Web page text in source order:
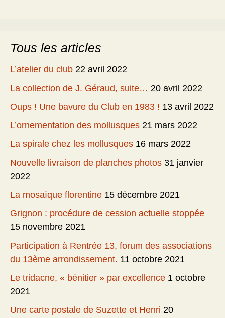
Tous les articles
L’atelier du club 22 avril 2022
La collection de J. Géraud, suite… 20 avril 2022
Oups ! Une bavure du Club en 1983 ! 13 avril 2022
L’ornementation des mollusques 21 mars 2022
La spirale chez les mollusques 16 mars 2022
Nouvelle livraison de planches photos 31 janvier
2022
La mosaïque florentine 15 décembre 2021
Grignon : procédure de cession actuelle stoppée
15 novembre 2021
Participation à Rentrée 13, forum des associations
du 13ème arrondissement. 11 octobre 2021
Le tridacne, « bénitier » par excellence 1 octobre
2021
Une carte postale de Suzette et Henri 20